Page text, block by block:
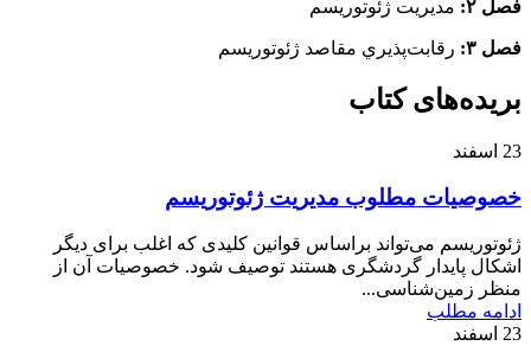
فصل ۲: مديريت ژئوتوريسم
فصل ۳: رقابت‌پذيري مقاصد ژئوتوريسم
بریده‌های کتاب
23 اسفند
خصوصیات مطلوب مدیریت ژئوتوریسم
ژئوتوریسم می‌تواند براساس قوانین كلیدی كه اغلب برای دیگر
اشكال پایدار گردشگری هستند توصیف شود. خصوصیات آن از
منظر زمین‌شناسی...
ادامه مطلب
23 اسفند